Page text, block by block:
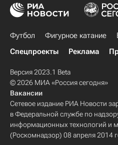
Футбол Фигурное катание
Спецпроекты
Реклама
Версия 2023.1 Beta
© 2026 МИА «Россия сегодня»
Вакансии
Сетевое издание РИА Новости
в Федеральной службе по
информационных технологий и
(Роскомнадзор) 08 апреля 2014